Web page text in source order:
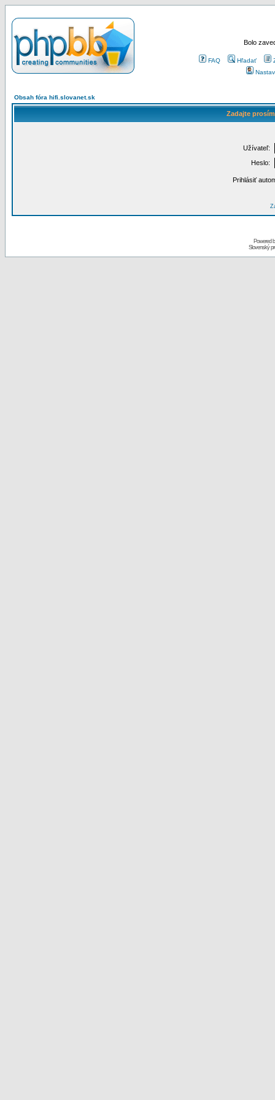
Bolo
FAQ Hľadať
Obsah fóra hifi.slovanet.sk
Zadajte
Užívateľ:
Heslo:
Prihlásiť
Powered
Slovenský